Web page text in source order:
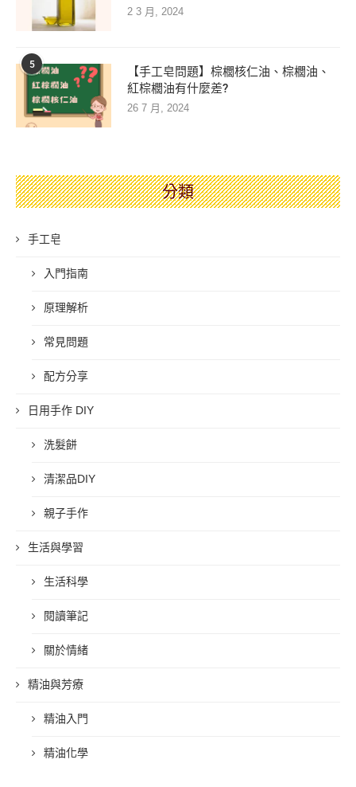
2 3 月, 2024
5
【手工皂問題】棕櫚核仁油、棕櫚油、
紅棕櫚油有什麼差?
26 7 月, 2024
分類
手工皂
入門指南
原理解析
常見問題
配方分享
日用手作 DIY
洗髮餅
清潔品DIY
親子手作
生活與學習
生活科學
閱讀筆記
關於情緒
精油與芳療
精油入門
精油化學